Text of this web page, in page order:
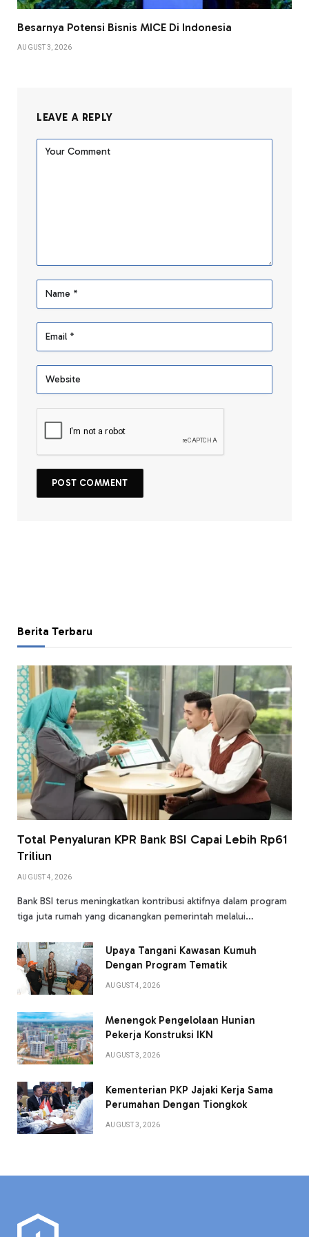
Besarnya Potensi Bisnis MICE Di Indonesia
AUGUST 3, 2026
LEAVE A REPLY
Berita Terbaru
Total Penyaluran KPR Bank BSI Capai Lebih Rp61
Triliun
AUGUST 4, 2026
Bank BSI terus meningkatkan kontribusi aktifnya dalam program
tiga juta rumah yang dicanangkan pemerintah melalui…
Upaya Tangani Kawasan Kumuh
Dengan Program Tematik
AUGUST 4, 2026
Menengok Pengelolaan Hunian
Pekerja Konstruksi IKN
AUGUST 3, 2026
Kementerian PKP Jajaki Kerja Sama
Perumahan Dengan Tiongkok
AUGUST 3, 2026